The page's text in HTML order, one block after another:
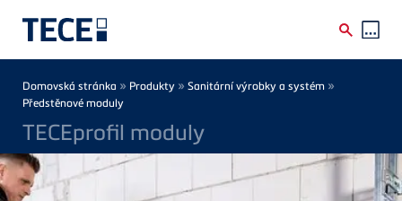
Breadcrumb
Domovská stránka » Produkty » Sanitární výrobky a systém »
Předstěnové moduly
TECEprofil moduly